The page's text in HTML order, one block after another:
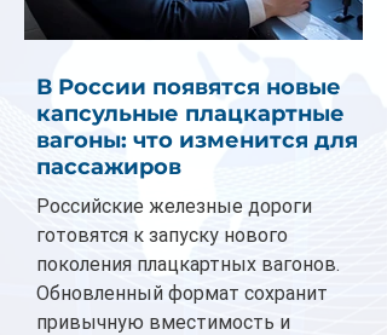
В России появятся новые
капсульные плацкартные
вагоны: что изменится для
пассажиров
Российские железные дороги
готовятся к запуску нового
поколения плацкартных вагонов.
Обновленный формат сохранит
привычную вместимость и